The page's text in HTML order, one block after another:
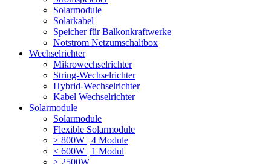
Solarmodule
Solarkabel
Speicher für Balkonkraftwerke
Notstrom Netzumschaltbox
Wechselrichter
Mikrowechselrichter
String-Wechselrichter
Hybrid-Wechselrichter
Kabel Wechselrichter
Solarmodule
Solarmodule
Flexible Solarmodule
> 800W | 4 Module
< 600W | 1 Modul
> 2500W